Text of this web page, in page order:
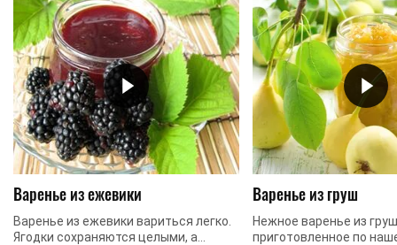
Варенье из ежевики
Варенье из ежевики вариться легко.
Ягодки сохраняются целыми, а
Варенье из груш
Нежное варенье из
приготовленное по